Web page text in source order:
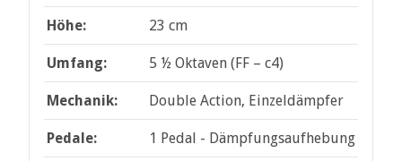
Höhe: 23 cm
Umfang: 5 ½ Oktaven (FF – c4)
Mechanik: Double Action, Einzeldämpfer
Pedale: 1 Pedal - Dämpfungsaufhebung